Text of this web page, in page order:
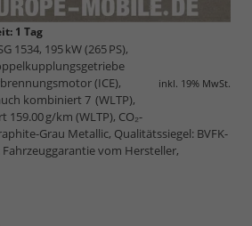
inkl. 19% MwSt.
1 Tag
1534, 195 kW (265 PS),
(ICE),
kombiniert 7 (WLTP),
159.00 g/km (WLTP), CO₂-
Grau Metallic, Qualitätssiegel: BVFK-
vom Hersteller,